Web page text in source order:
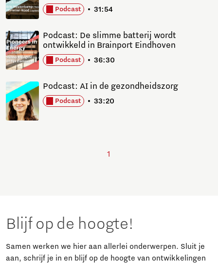
Podcast 31:54
Podcast 36:30
Podcast: De slimme batterij wordt
ontwikkeld in Brainport Eindhoven
Podcast 33:20
Podcast: AI in de gezondheidszorg
1
Blijf op de hoogte!
Samen werken we hier aan allerlei onderwerpen. Sluit je
aan, schrijf je in en blijf op de hoogte van ontwikkelingen